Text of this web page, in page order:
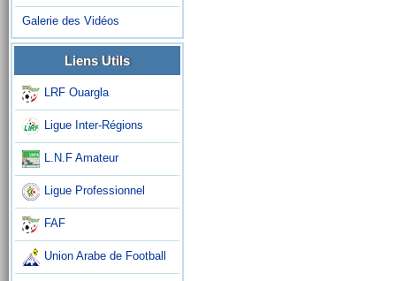
Galerie des Vidéos
Liens Utils
LRF Ouargla
Ligue Inter-Régions
L.N.F Amateur
Ligue Professionnel
FAF
Union Arabe de Football